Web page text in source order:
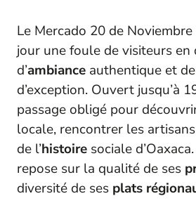
Le Mercado 20 de
jour une foule de visiteurs en
d’ambiance authentique et de
d’exception. Ouvert jusqu’à
passage obligé pour
locale, rencontrer les
de l’histoire sociale
repose sur la qualité de ses
diversité de ses plats